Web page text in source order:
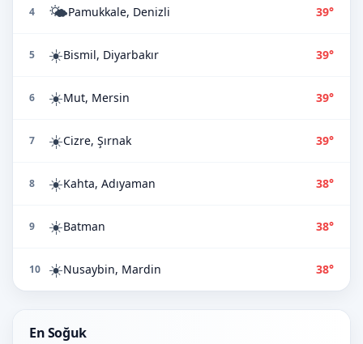
4 🌤️Pamukkale, Denizli 39°
5 ☀️Bismil, Diyarbakır 39°
6 ☀️Mut, Mersin 39°
7 ☀️Cizre, Şırnak 39°
8 ☀️Kahta, Adıyaman 38°
9 ☀️Batman 38°
10 ☀️Nusaybin, Mardin 38°
En Soğuk